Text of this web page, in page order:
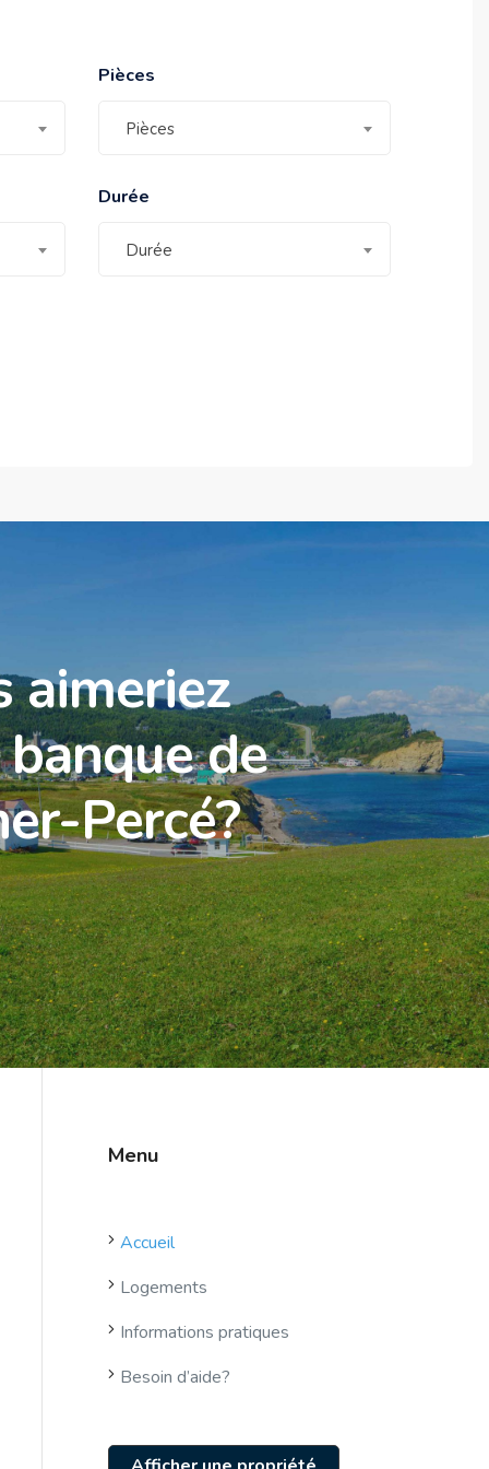
Pièces
Pièces
Durée
Durée
aimeriez
de
Percé?
Menu
Accueil
Logements
Informations pratiques
Besoin d’aide?